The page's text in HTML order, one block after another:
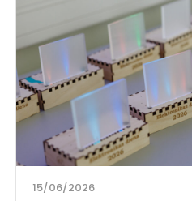
15/06/2026